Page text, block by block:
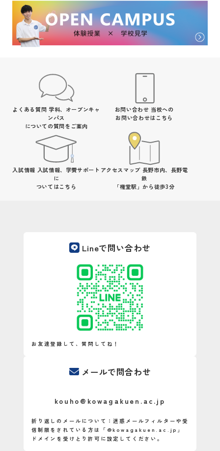
よくある質問 学科、オープンキャ
ンパス
についての質問をご案内
お問い合わせ 当校への
お問い合わせはこちら
入試情報 入試情報、学費サポート
に
ついてはこちら
アクセスマップ 長野市内、長野電
鉄
「権堂駅」から徒歩3分
Lineで問い合わせ
お友達登録して、質問してね！
メールで問合わせ
kouho@kowagakuen.ac.jp
折り返しのメールについて：迷惑メールフィルターや受
信制限をされている方は「@kowagakuen.ac.jp」
ドメインを受けとり許可に設定してください。